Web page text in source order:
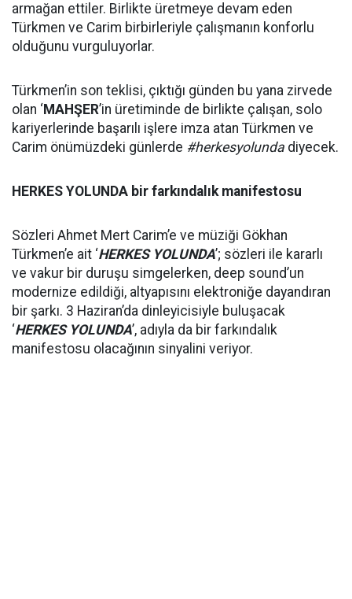
armağan ettiler. Birlikte üretmeye devam eden
Türkmen ve Carim birbirleriyle çalışmanın konforlu
olduğunu vurguluyorlar.
Türkmen’in son teklisi, çıktığı günden bu yana zirvede
olan ‘ MAHŞER’in üretiminde de birlikte çalışan, solo
kariyerlerinde başarılı işlere imza atan Türkmen ve
Carim önümüzdeki günlerde #herkesyolunda diyecek.
HERKES YOLUNDA bir farkındalık manifestosu
Sözleri Ahmet Mert Carim’e ve müziği Gökhan
Türkmen’e ait ‘HERKES YOLUNDA’; sözleri ile kararlı
ve vakur bir duruşu simgelerken, deep sound’un
modernize edildiği, altyapısını elektroniğe dayandıran
bir şarkı. 3 Haziran’da dinleyicisiyle buluşacak
‘HERKES YOLUNDA’, adıyla da bir farkındalık
manifestosu olacağının sinyalini veriyor.